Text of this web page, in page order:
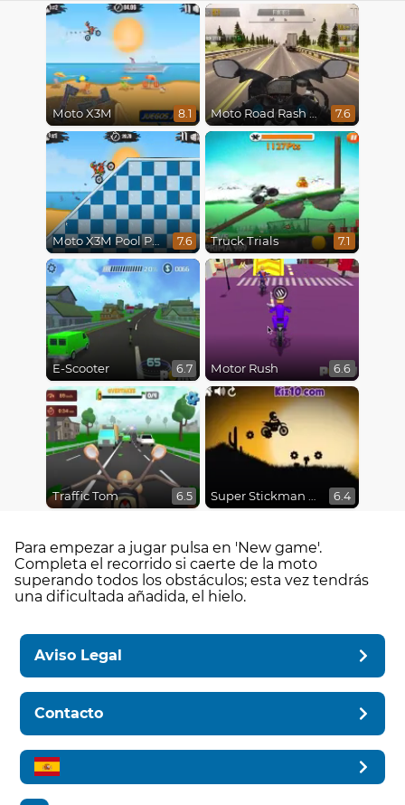
Moto X3M 8.1 Moto Road Rash 3D 7.6
Moto X3M Pool Party 7.6 Truck Trials 7.1
E-Scooter 6.7 Motor Rush 6.6
Traffic Tom 6.5 Super Stickman Biker 6.4
Para empezar a jugar pulsa en 'New game'.
Completa el recorrido si caerte de la moto
superando todos los obstáculos; esta vez tendrás
una dificultada añadida, el hielo.
Aviso Legal
Contacto